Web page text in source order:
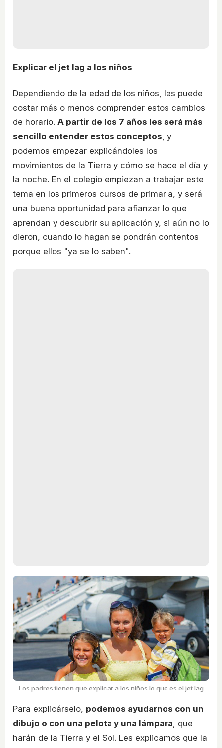
Explicar el jet lag a los niños
Dependiendo de la edad de los niños, les puede
costar más o menos comprender estos cambios
de horario. A partir de los 7 años les será más
sencillo entender estos conceptos , y
podemos empezar explicándoles los
movimientos de la Tierra y cómo se hace el día y
la noche. En el colegio empiezan a trabajar este
tema en los primeros cursos de primaria, y será
una buena oportunidad para afianzar lo que
aprendan y descubrir su aplicación y, si aún no lo
dieron, cuando lo hagan se pondrán contentos
porque ellos "ya se lo saben".
Los padres tienen que explicar a los niños lo que es el jet lag
Para explicárselo, podemos ayudarnos con un
dibujo o con una pelota y una lámpara, que
harán de la Tierra y el Sol. Les explicamos que la